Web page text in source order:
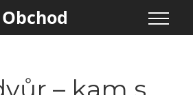
– kam s